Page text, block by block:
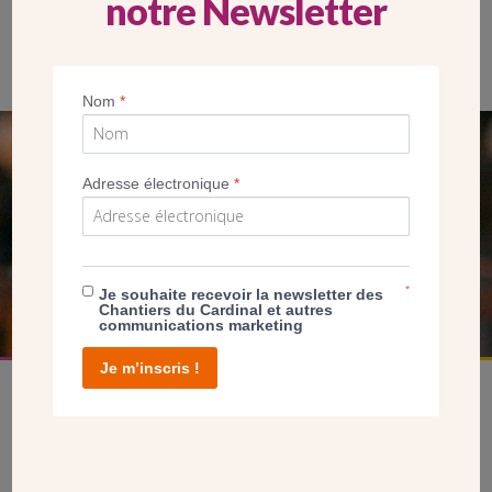
SEUL VOTRE DON
NOUS PERMET D’AGIR
FAIRE UN DON
notre Newsletter
Nom*
Adresse électronique*
Je souhaite recevoir la newsletter des
Chantiers du Cardinal et autres
communications marketing
*
Je m’inscris !